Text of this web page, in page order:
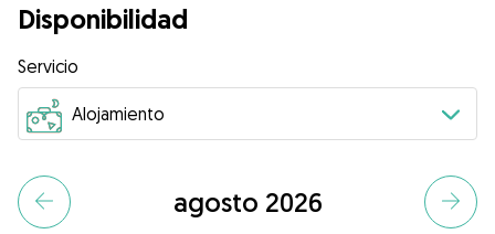
Disponibilidad
Servicio
agosto 2026